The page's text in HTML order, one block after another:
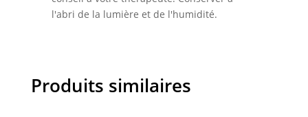
l'abri de la lumière et de l'humidité.
Produits similaires